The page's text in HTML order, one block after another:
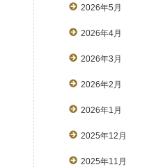
2026年5月
2026年4月
2026年3月
2026年2月
2026年1月
2025年12月
2025年11月